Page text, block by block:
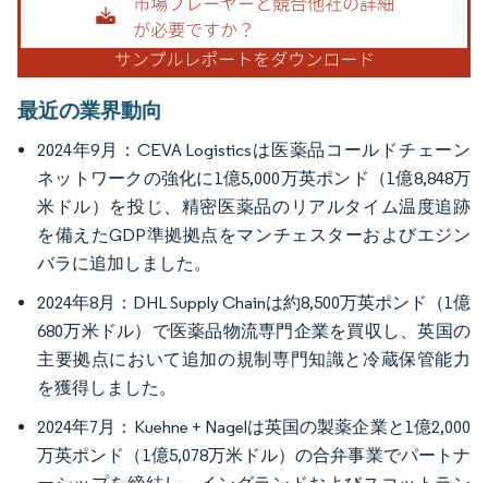
最近の業界動向
2024年9月：CEVA Logisticsは医薬品コールドチェーン
ネットワークの強化に1億5,000万英ポンド（1億8,848万
米ドル）を投じ、精密医薬品のリアルタイム温度追跡
を備えたGDP準拠拠点をマンチェスターおよびエジン
バラに追加しました。
2024年8月：DHL Supply Chainは約8,500万英ポンド（1億
680万米ドル）で医薬品物流専門企業を買収し、英国の
主要拠点において追加の規制専門知識と冷蔵保管能力
を獲得しました。
2024年7月：Kuehne + Nagelは英国の製薬企業と1億2,000
万英ポンド（1億5,078万米ドル）の合弁事業でパートナ